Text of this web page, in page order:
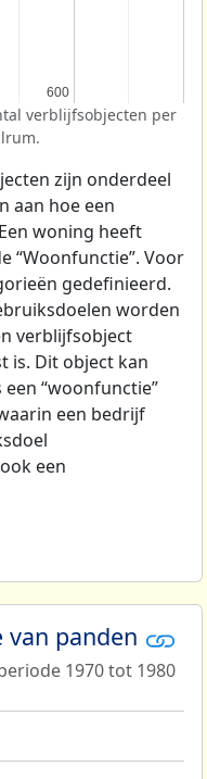
600
600
verblijfsobjecten per
zijn onderdeel
aan hoe een
woning heeft
“Woonfunctie”. Voor
gedefinieerd.
worden
verblijfsobject
is. Dit object kan
“woonfunctie”
een bedrijf
een
van panden
1970 tot 1980